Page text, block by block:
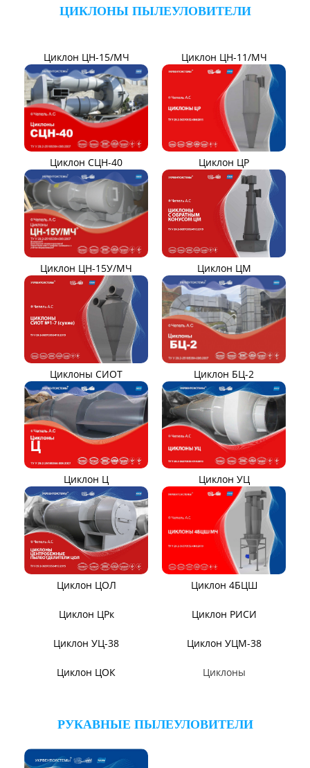
Тягодутьевые машины Дымосос ДН 95-40
Дымосос ДН 106-39 Дымосос ДН №15-26
Дымосос Д-3,5М Дымосос Д 167-37
Вентиляторы Д-3,5М t400 Дымососы ВЦКП-2219
Дымососы УЦВ
Вентиляторы ДНК и
ДНКМ
Вентиляторы ВОД-9/300 Вентиляторы для АЭС
Вентиляторы ВДН АС Эксгаустер
Клапаны ПГВУ
Направляющий аппарат
ОНА
Компенсаторы линзовые
ЦИКЛОНЫ ПЫЛЕУЛОВИТЕЛИ
Циклон ЦН-15/МЧ Циклон ЦН-11/МЧ
Циклон СЦН-40 Циклон ЦР
Циклон ЦН-15У/МЧ Циклон ЦМ
Циклоны СИОТ